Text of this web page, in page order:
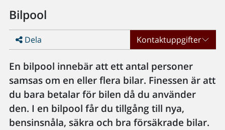
Bilpool
Dela Kontaktuppgifter
En bilpool innebär att ett antal personer
samsas om en eller flera bilar. Finessen är att
du bara betalar för bilen då du använder
den. I en bilpool får du tillgång till nya,
bensinsnåla, säkra och bra försäkrade bilar.